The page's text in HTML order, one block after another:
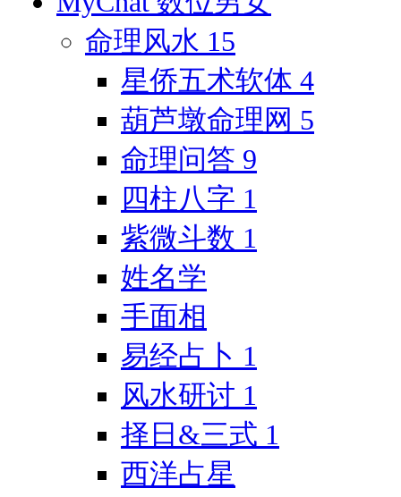
命理风水 15
星侨五术软体 4
葫芦墩命理网 5
命理问答 9
四柱八字 1
紫微斗数 1
姓名学
手面相
易经占卜 1
风水研讨 1
择日&三式 1
西洋占星